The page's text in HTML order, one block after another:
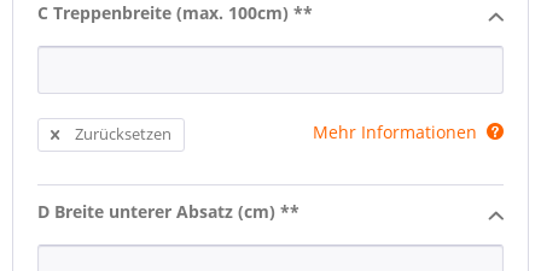
C Treppenbreite (max. 100cm) **
Zurücksetzen Mehr Informationen
D Breite unterer Absatz (cm) **